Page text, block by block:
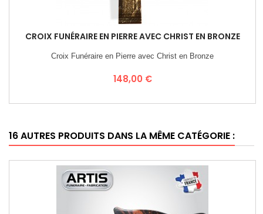
CROIX FUNÉRAIRE EN PIERRE AVEC CHRIST EN BRONZE
Croix Funéraire en Pierre avec Christ en Bronze
Prix
148,00 €
16 AUTRES PRODUITS DANS LA MÊME CATÉGORIE :